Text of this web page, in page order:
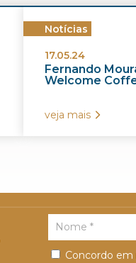
Notícias
17.05.24
Fernando
Welcome
veja mais
Concordo